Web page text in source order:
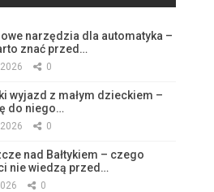
narzędzia dla automatyka –
znać przed…
0
wyjazd z małym dzieckiem –
do niego…
0
nad Bałtykiem – czego
nie wiedzą przed…
0